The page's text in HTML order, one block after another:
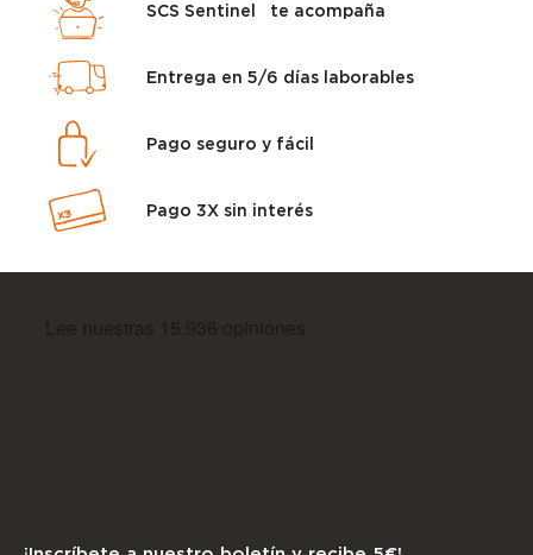
SCS Sentinel te acompaña
Entrega en 5/6 días laborables
Pago seguro y fácil
Pago 3X sin interés